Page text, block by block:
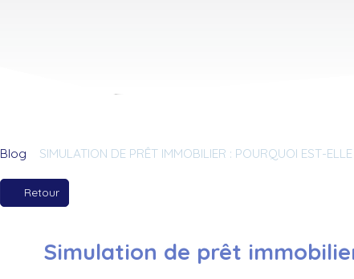
Blog SIMULATION DE PRÊT IMMOBILIER : POURQUOI EST-
Retour
Simulation de prêt